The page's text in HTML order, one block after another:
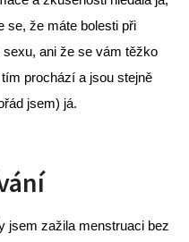
se, že máte bolesti při
ani že se vám těžko
prochází a jsou stejně
jsem) já.
jsem zažila menstruaci bez